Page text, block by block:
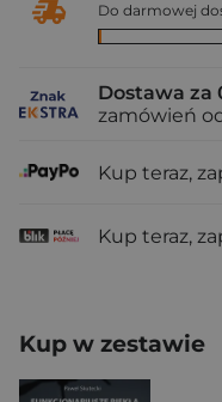
Do darmowej
Dostawa za
zamówień
Kup teraz,
Kup teraz,
Kup w zestawie